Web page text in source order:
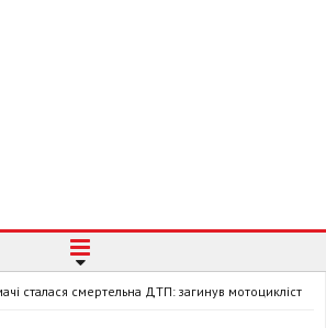
сталася смертельна ДТП: загинув мотоцикліст